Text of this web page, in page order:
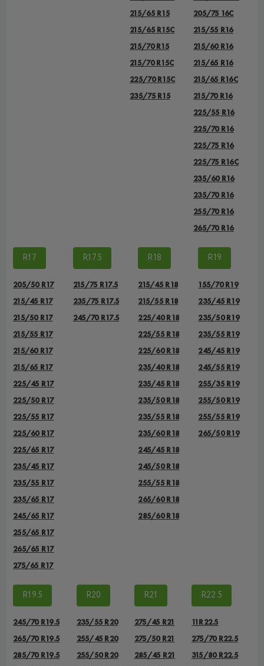
215/65 R15
215/65 R15C
215/70 R15
215/70 R15C
225/70 R15C
235/75 R15
205/75 16C
215/55 R16
215/60 R16
215/65 R16
215/65 R16C
215/70 R16
225/55 R16
225/70 R16
225/75 R16
225/75 R16С
235/60 R16
235/70 R16
255/70 R16
265/70 R16
R17
205/50 R17
215/45 R17
215/50 R17
215/55 R17
215/60 R17
215/65 R17
225/45 R17
225/50 R17
225/55 R17
225/60 R17
225/65 R17
235/45 R17
235/55 R17
235/65 R17
245/65 R17
255/65 R17
265/65 R17
275/65 R17
R17.5
215/75 R17.5
235/75 R17.5
245/70 R17.5
R18
215/45 R18
215/55 R18
225/40 R18
225/55 R18
225/60 R18
235/40 R18
235/45 R18
235/50 R18
235/55 R18
235/60 R18
245/45 R18
245/50 R18
255/55 R18
265/60 R18
285/60 R18
R19
155/70 R19
235/45 R19
235/50 R19
235/55 R19
245/45 R19
245/55 R19
255/35 R19
255/50 R19
255/55 R19
265/50 R19
R19.5
245/70 R19.5
265/70 R19.5
285/70 R19.5
R20
235/55 R20
255/45 R20
255/50 R20
R21
275/45 R21
275/50 R21
285/45 R21
R22.5
11R22.5
275/70 R22.5
315/80 R22.5